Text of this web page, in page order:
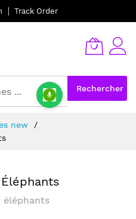
Track Order
Rechercher
new
éléphants